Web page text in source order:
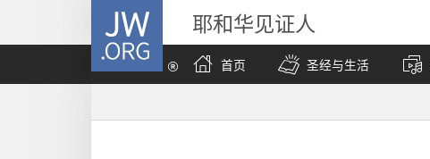
JW.ORG 耶和华见证人
首页
圣经与生活